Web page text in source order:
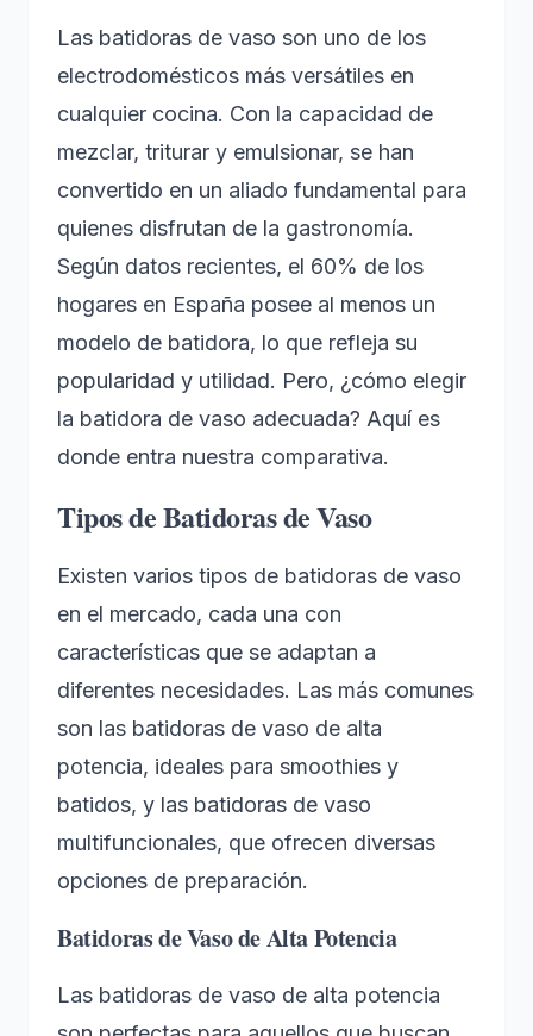
Las batidoras de vaso son uno de los
electrodomésticos más versátiles en
cualquier cocina. Con la capacidad de
mezclar, triturar y emulsionar, se han
convertido en un aliado fundamental para
quienes disfrutan de la gastronomía.
Según datos recientes, el 60% de los
hogares en España posee al menos un
modelo de batidora, lo que refleja su
popularidad y utilidad. Pero, ¿cómo elegir
la batidora de vaso adecuada? Aquí es
donde entra nuestra comparativa.
Tipos de Batidoras de Vaso
Existen varios tipos de batidoras de vaso
en el mercado, cada una con
características que se adaptan a
diferentes necesidades. Las más comunes
son las batidoras de vaso de alta
potencia, ideales para smoothies y
batidos, y las batidoras de vaso
multifuncionales, que ofrecen diversas
opciones de preparación.
Batidoras de Vaso de Alta Potencia
Las batidoras de vaso de alta potencia